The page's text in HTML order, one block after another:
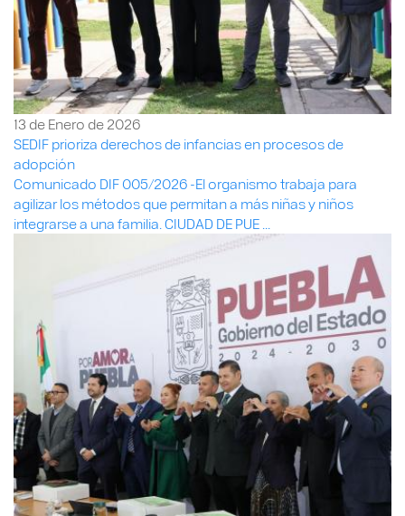
13 de Enero de 2026
SEDIF prioriza derechos de infancias en procesos de
adopción
Comunicado DIF 005/2026 -El organismo trabaja para
agilizar los métodos que permitan a más niñas y niños
integrarse a una familia. CIUDAD DE PUE ...